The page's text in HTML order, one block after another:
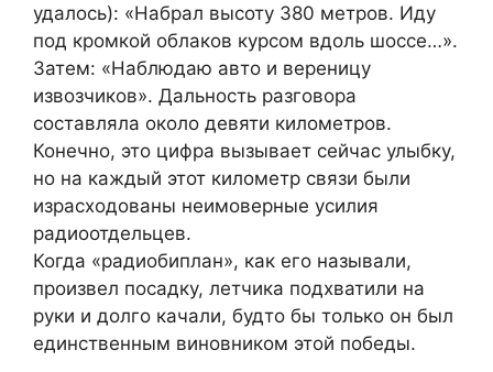
удалось): «Набрал высоту 380 метров. Иду
под кромкой облаков курсом вдоль шоссе…».
Затем: «Наблюдаю авто и вереницу
извозчиков». Дальность разговора
составляла около девяти километров.
Конечно, это цифра вызывает сейчас улыбку,
но на каждый этот километр связи были
израсходованы неимоверные усилия
радиоотдельцев.
Когда «радиобиплан», как его называли,
произвел посадку, летчика подхватили на
руки и долго качали, будто бы только он был
единственным виновником этой победы.